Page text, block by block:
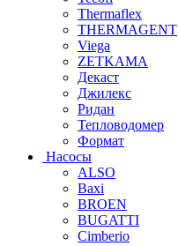
Thermaflex
THERMAGENT
Viega
ZETKAMA
Декаст
Джилекс
Ридан
Тепловодомер
Формат
Насосы
ALSO
Baxi
BROEN
BUGATTI
Cimberio